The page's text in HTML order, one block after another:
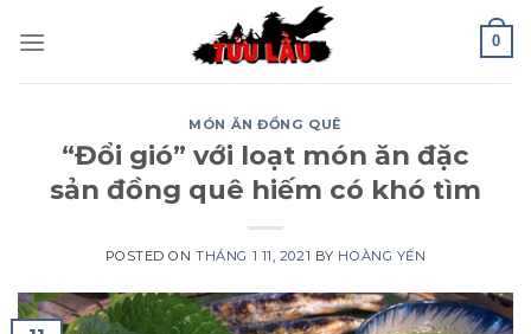
0
MÓN ĂN ĐỒNG QUÊ
“Đổi gió” với loạt món ăn đặc
sản đồng quê hiếm có khó tìm
POSTED ONTHÁNG 1 11, 2021 BY HOÀNG YẾN